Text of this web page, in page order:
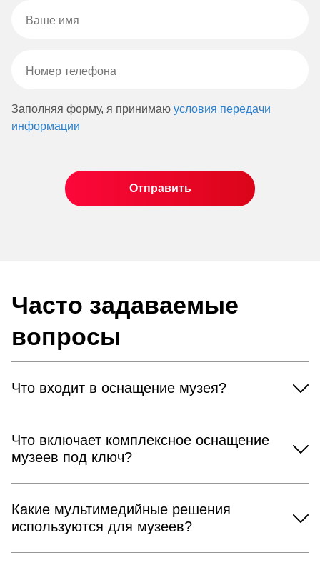
Заполняя форму, я принимаю условия передачи
информации
Часто задаваемые
вопросы
Что входит в оснащение музея?
Что включает комплексное оснащение
музеев под ключ?
Какие мультимедийные решения
используются для музеев?